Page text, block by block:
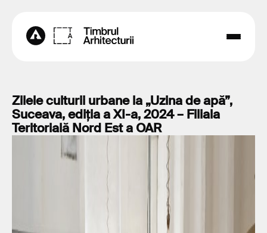
Zilele culturii urbane la „Uzina de apă”,
Suceava, ediția a XI-a, 2024 – Filiala
Teritorială Nord Est a OAR